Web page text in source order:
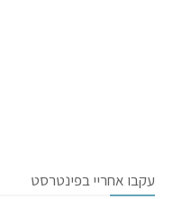
עקבו אחריי בפינטרסט